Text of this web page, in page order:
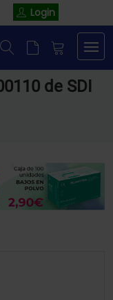
Login
de SDI